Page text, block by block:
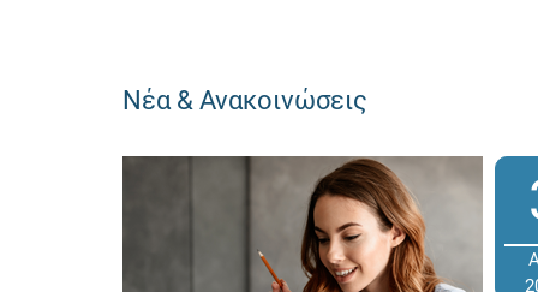
Νέα & Ανακοινώσεις